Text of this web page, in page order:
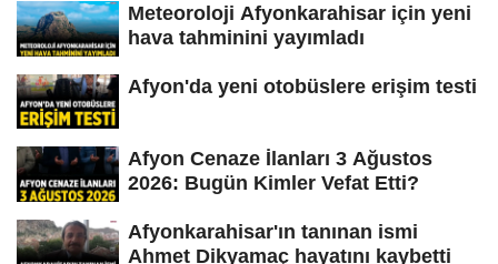
Meteoroloji Afyonkarahisar için yeni
hava tahminini yayımladı
Afyon'da yeni otobüslere erişim testi
Afyon Cenaze İlanları 3 Ağustos
2026: Bugün Kimler Vefat Etti?
Afyonkarahisar'ın tanınan ismi
Ahmet Dikyamaç hayatını kaybetti